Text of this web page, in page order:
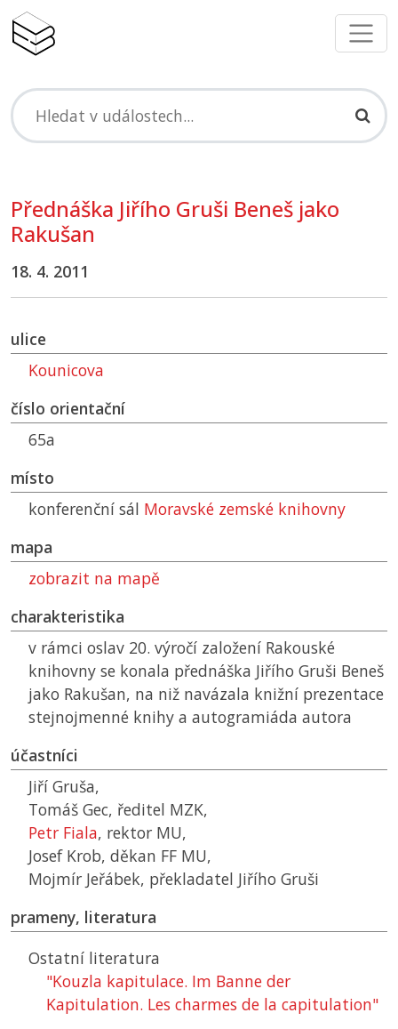
Přednáška Jiřího Gruši Beneš jako
Rakušan
18. 4. 2011
ulice
Kounicova
číslo orientační
65a
místo
konferenční sál Moravské zemské knihovny
mapa
zobrazit na mapě
charakteristika
v rámci oslav 20. výročí založení Rakouské
knihovny se konala přednáška Jiřího Gruši Beneš
jako Rakušan, na niž navázala knižní prezentace
stejnojmenné knihy a autogramiáda autora
účastníci
Jiří Gruša,
Tomáš Gec, ředitel MZK,
Petr Fiala, rektor MU,
Josef Krob, děkan FF MU,
Mojmír Jeřábek, překladatel Jiřího Gruši
prameny, literatura
Ostatní literatura
"Kouzla kapitulace. Im Banne der
Kapitulation. Les charmes de la capitulation"